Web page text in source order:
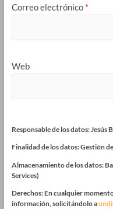
Correo electrónico *
Web
Responsable de los datos: Jesús
Finalidad de los datos: Gestión
Almacenamiento de los datos:
Services)
Derechos: En cualquier
información, solicitándolo a